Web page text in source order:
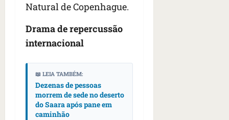
Natural de Copenhague.
Drama de repercussão
internacional
📖 LEIA TAMBÉM:
Dezenas de pessoas
morrem de sede no deserto
do Saara após pane em
caminhão